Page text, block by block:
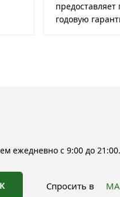
годовую
ежедневно с 9:00 до 21:00.
Спросить в